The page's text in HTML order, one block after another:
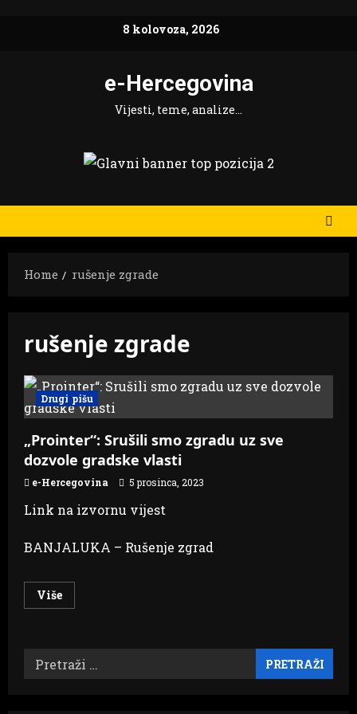
8 kolovoza, 2026
e-Hercegovina
Vijesti, teme, analize…
Home rušenje zgrade
rušenje zgrade
Drugi pišu
„Prointer“: Srušili smo zgradu uz sve
dozvole gradske vlasti
e-Hercegovina 5 prosinca, 2023
Link na izvornu vijest
BANJALUKA – Rušenje zgrad
VišeRead
more
smo
zgradu
uz
sve
Pretraži: